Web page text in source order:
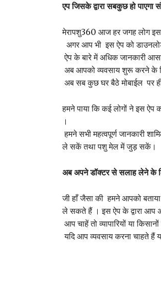
एप जिसके द्वारा सबकुछ हो पाएगा
मेरापशु360 आज हर जगह लोग
अगर आप भी इस ऐप को
ऐप के बारे में अधिक जानकारी
अब आपको व्यवसाय शुरू करने के
अब सब कुछ घर बैठे मोबाईल पर
हमने पाया कि कई लोगों ने इस
।
हमने सभी महत्वपूर्ण जानकारी
ले सकें तथा पशु मेल में जुड़ सकें।
अब अपने डॉक्टर से सलाह लेने के
जी हाँ जैसा की हमने आपको
ले सकते हैं । इस ऐप के द्वारा
आप चाहें तो व्यापारियों या
यदि आप व्यवसाय करना चाहते हैं